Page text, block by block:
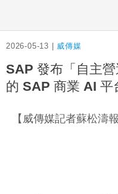
2026-05-13 | 威傳媒
SAP 發布「自主
的 SAP 商業 AI 平
【威傳媒記者蘇松濤報